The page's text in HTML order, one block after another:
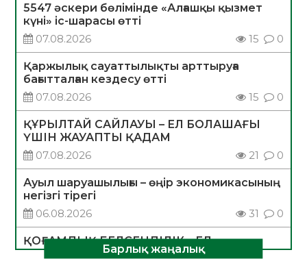
5547 әскери бөлімінде «Алғашқы қызмет
күні» іс-шарасы өтті
07.08.2026
15 0
Қаржылық сауаттылықты арттыруға
бағытталған кездесу өтті
07.08.2026
15 0
ҚҰРЫЛТАЙ САЙЛАУЫ – ЕЛ БОЛАШАҒЫ
ҮШІН ЖАУАПТЫ ҚАДАМ
07.08.2026
21 0
Ауыл шаруашылығы – өңір экономикасының
негізгі тірегі
06.08.2026
31 0
ҚОҒАМДЫҚ БЕЛСЕНДІЛІК – ЕЛ
ДАМУЫНЫҢ НЕГІЗІБарлық жаңалық